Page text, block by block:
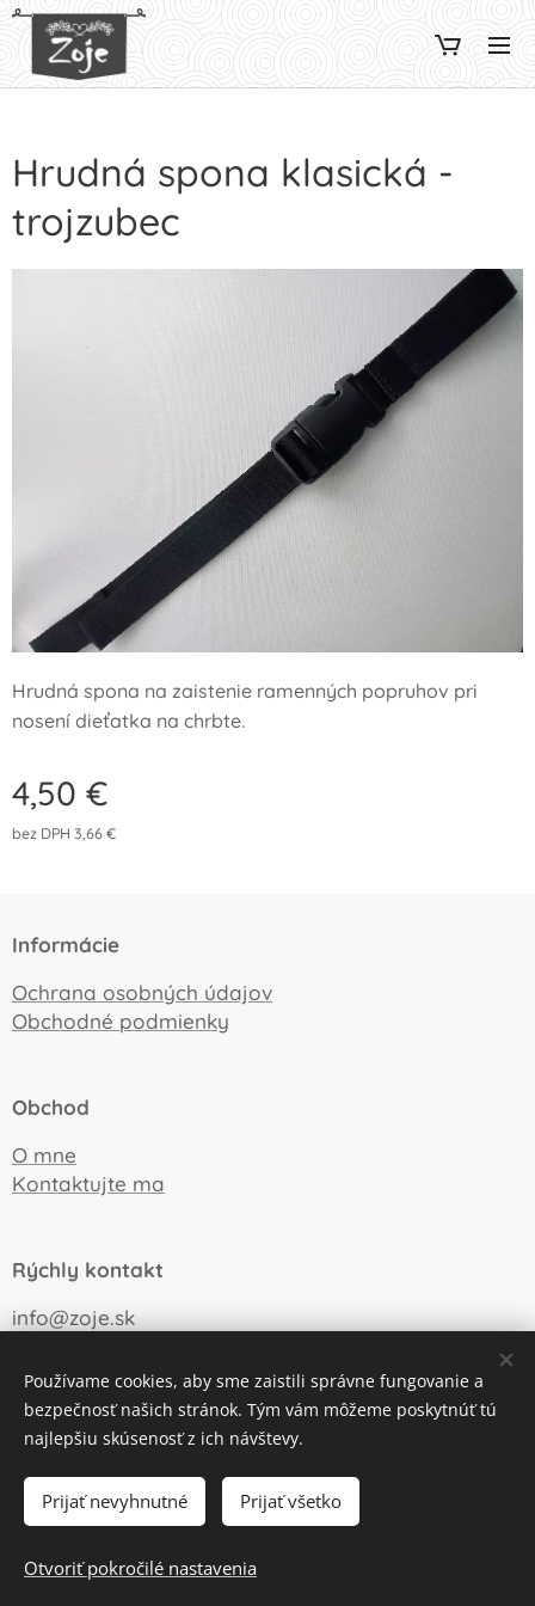
Hrudná spona klasická -
trojzubec
Hrudná spona na zaistenie ramenných popruhov pri
nosení dieťatka na chrbte.
4,50 €
bez DPH 3,66 €
Do košíka
Informácie
Ochrana osobných údajov
Obchodné podmienky
Obchod
O mne
Kontaktujte ma
Rýchly kontakt
info@zoje.sk
Obchodné podmienky
Ochrana súkromia
Cookies
Používame cookies, aby sme zaistili správne fungovanie a
bezpečnosť našich stránok. Tým vám môžeme poskytnúť tú
najlepšiu skúsenosť z ich návštevy.
Prijať nevyhnutné Prijať všetko
Otvoriť pokročilé nastavenia